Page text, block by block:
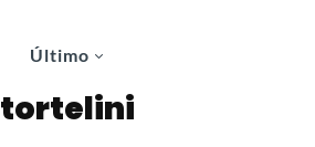
Último
tortelini